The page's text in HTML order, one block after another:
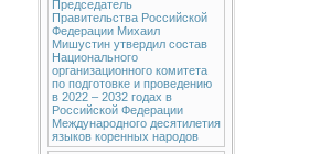
Председатель
Правительства Российской
Федерации Михаил
Мишустин утвердил состав
Национального
организационного комитета
по подготовке и проведению
в 2022 – 2032 годах в
Российской Федерации
Международного десятилетия
языков коренных народов